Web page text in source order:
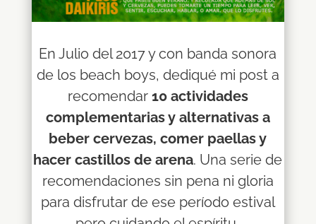
En Julio del 2017 y con banda sonora
de los beach boys, dediqué mi post a
recomendar 10 actividades
complementarias y alternativas a
beber cervezas, comer paellas y
hacer castillos de arena. Una serie de
recomendaciones sin pena ni gloria
para disfrutar de ese período estival